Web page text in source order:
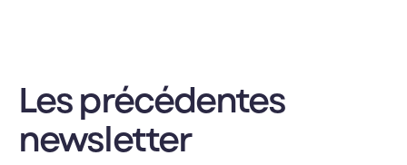
Les précédentes
newsletter